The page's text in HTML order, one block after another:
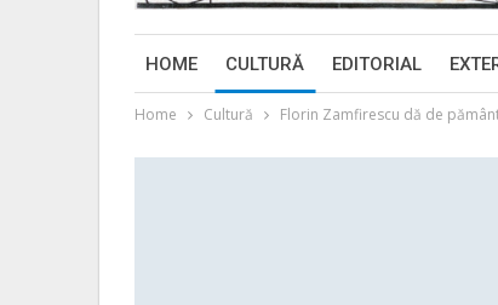
HOME CULTURĂ EDITORIAL
Home Cultură Florin Zamfirescu dă de